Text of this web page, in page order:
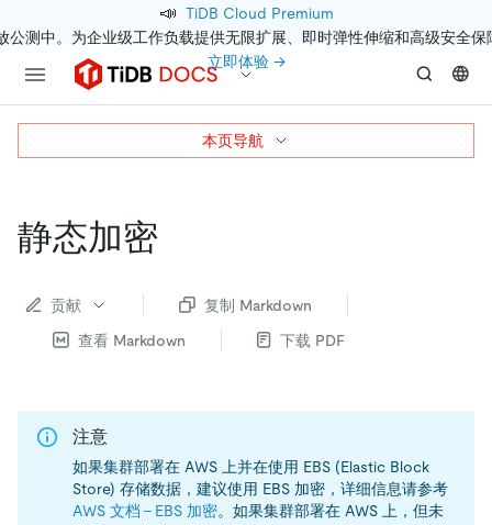
📣 TiDB Cloud Premium
公测中。为企业级工作负载提供无限扩展、即时弹性伸缩和高级安全保
立即体验 →
静态加密
贡献
复制 Markdown
查看 Markdown
下载 PDF
注意
如果集群部署在 AWS 上并在使用 EBS (Elastic Block
Store) 存储数据，建议使用 EBS 加密，详细信息请参考
AWS 文档 - EBS 加密。如果集群部署在 AWS 上，但未
本页导航